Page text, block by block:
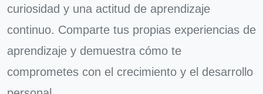
curiosidad y una actitud de aprendizaje
continuo. Comparte tus propias experiencias de
aprendizaje y demuestra cómo te
comprometes con el crecimiento y el desarrollo